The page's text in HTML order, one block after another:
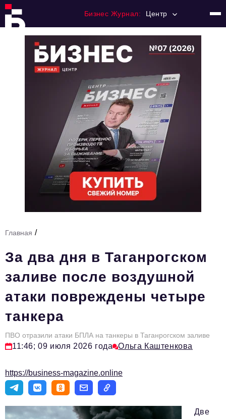
Бизнес Журнал: Центр
Регулирование
Премия "Тульский Бизнес"
История тульского предпринимательства
Тема номера
HR
Персона номера
Инфраструктура развития
Технологии и тренды
Импортозамещение
Мероприятия
Авторские материалы
Главная /
За два дня в Таганрогском
заливе после воздушной
атаки повреждены четыре
танкера
ПВО отразили атаки БПЛА на танкеры в Таганрогском заливе
11:46; 09 июля 2026 года Ольга Каштенкова
https://business-magazine.online
Две